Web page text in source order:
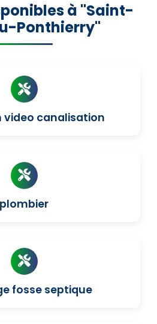
à "Saint-
Ponthierry"
video canalisation
plombier
fosse septique